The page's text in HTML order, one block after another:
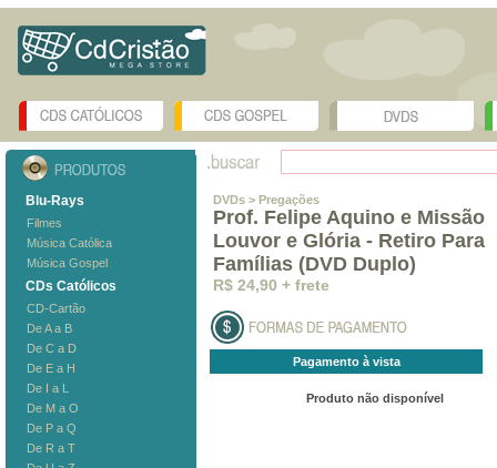
Blu-Rays
Filmes
Música Católica
Música Gospel
CDs Católicos
CD-Cartão
De A a B
De C a D
De E a H
De I a L
De M a O
De P a Q
De R a T
DVDs > Pregações
Prof. Felipe Aquino e Missão
Louvor e Glória - Retiro Para
Famílias (DVD Duplo)
R$ 24,90 + frete
Pagamento à vista
Produto não disponível